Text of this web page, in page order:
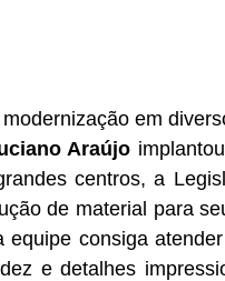
em
Araújo
centros, a
de material para
equipe consiga
e detalhes